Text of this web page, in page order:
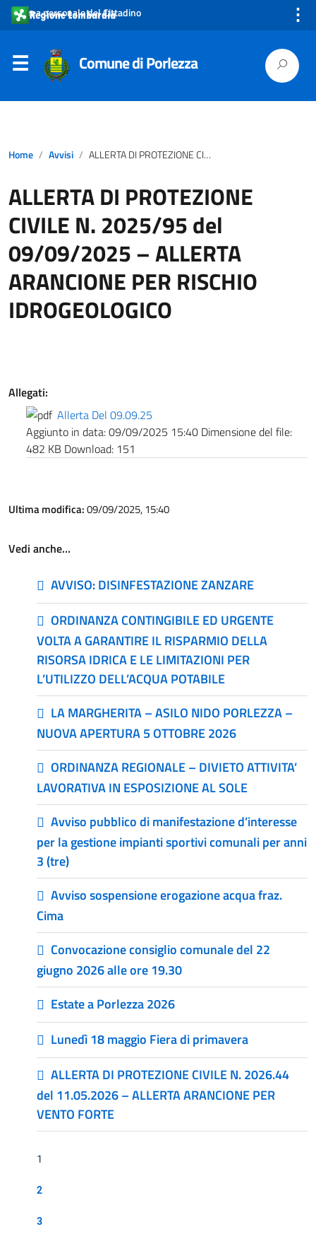
Area personale del Cittadino ⋮
Comune di Porlezza
Home Avvisi ALLERTA DI PROTEZIONE CIVILE N. 2025/95 del 09/09/2025 – ALLERTA ARANCIONE PER RISCHIO IDROGEOLOGICO
ALLERTA DI PROTEZIONE
CIVILE N. 2025/95 del
09/09/2025 – ALLERTA
ARANCIONE PER RISCHIO
IDROGEOLOGICO
Allegati:
Allerta Del 09.09.25
Aggiunto in data:09/09/2025 15:40 Dimensione del file:
482 KB Download: 151
Ultima modifica:09/09/2025, 15:40
Vedi anche…
AVVISO: DISINFESTAZIONE ZANZARE
ORDINANZA CONTINGIBILE ED URGENTE
VOLTA A GARANTIRE IL RISPARMIO DELLA
RISORSA IDRICA E LE LIMITAZIONI PER
L’UTILIZZO DELL’ACQUA POTABILE
LA MARGHERITA – ASILO NIDO PORLEZZA –
NUOVA APERTURA 5 OTTOBRE 2026
ORDINANZA REGIONALE – DIVIETO ATTIVITA’
LAVORATIVA IN ESPOSIZIONE AL SOLE
Avviso pubblico di manifestazione d’interesse
per la gestione impianti sportivi comunali per anni
3 (tre)
Avviso sospensione erogazione acqua fraz.
Cima
Convocazione consiglio comunale del 22
giugno 2026 alle ore 19.30
Estate a Porlezza 2026
Lunedì 18 maggio Fiera di primavera
ALLERTA DI PROTEZIONE CIVILE N. 2026.44
del 11.05.2026 – ALLERTA ARANCIONE PER
VENTO FORTE
1
2
3